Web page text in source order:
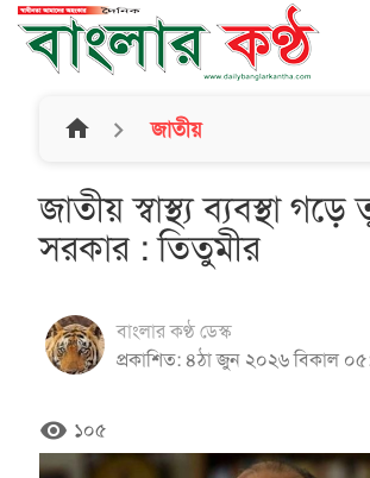
home জাতীয়
জাতীয় স্বাস্থ্য ব্যবস্থা
সরকার : তিতুমীর
বাংলার কণ্ঠ ডেস্ক
প্রকাশিত: ৪ঠা জুন ২০২৬ বিকাল
remove_red_eye ১০৫